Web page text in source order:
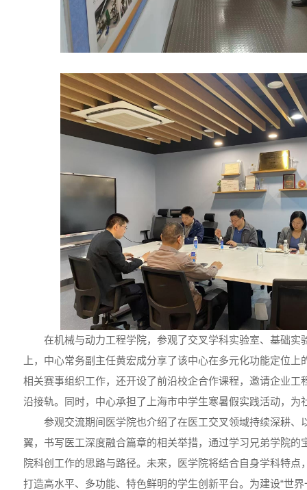
在机械与动力工程学院，参观了交叉学科实验室、基础实
上，中心常务副主任黄宏成分享了该中心在多元化功能定位
相关赛事组织工作，还开设了前沿校企合作课程，邀请企业工
沿接轨。同时，中心承担了上海市中学生寒暑假实践活动，为
参观交流期间医学院也介绍了在医工交叉领域持续深耕、
翼，书写医工深度融合篇章的相关举措，通过学习兄弟学院的
院科创工作的思路与路径。未来，医学院将结合自身学科特点
打造高水平、多功能、特色鲜明的学生创新平台。为建设“世